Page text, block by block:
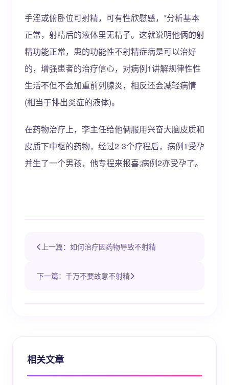
手淫或俯卧位可射精，可有性欣慰感，*分析基本
正常，射精后的液体里无精子。这就说明他俩的射
精功能正常，患的功能性不射精症病是可以治好
的，增强患者的治疗信心，对病例1讲解规律性性
生活不但不会加重前列腺炎，相反还会减轻病情
(相当于排出炎症的液体)。
在药物治疗上，李主任给他俩服用兴奋大脑皮质和
皮质下中枢的药物，经过2-3个疗程后，病例1受孕
并生了一个男孩，他专程来报喜;病例2亦受孕了。
上一篇：如何治疗因药物导致不射精
下一篇：千万不要故意不射精
相关文章